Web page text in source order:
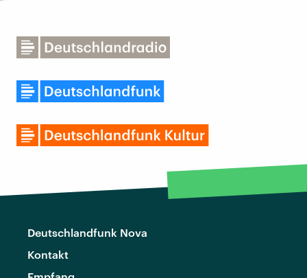
Deutschlandfunk Nova
Kontakt